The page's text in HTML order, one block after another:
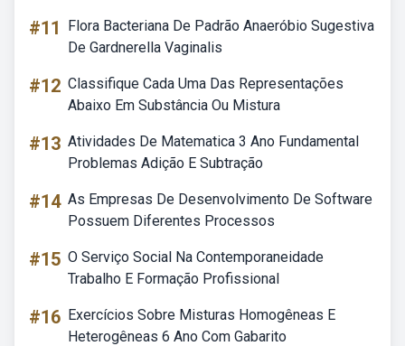
#11
Flora Bacteriana De Padrão Anaeróbio Sugestiva
De Gardnerella Vaginalis
#12 Classifique Cada Uma Das Representações
Abaixo Em Substância Ou Mistura
#13 Atividades De Matematica 3 Ano Fundamental
Problemas Adição E Subtração
#14 As Empresas De Desenvolvimento De Software
Possuem Diferentes Processos
#15 O Serviço Social Na Contemporaneidade
Trabalho E Formação Profissional
#16 Exercícios Sobre Misturas Homogêneas E
Heterogêneas 6 Ano Com Gabarito